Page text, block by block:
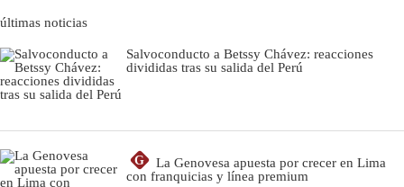
últimas noticias
Salvoconducto a Betssy Chávez: reacciones
divididas tras su salida del Perú
G
La Genovesa apuesta por crecer en Lima
con franquicias y línea premium